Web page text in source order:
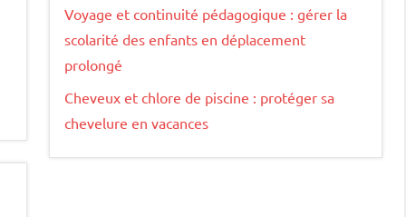
Voyage et continuité pédagogique : gérer la
scolarité des enfants en déplacement
prolongé
Cheveux et chlore de piscine : protéger sa
chevelure en vacances